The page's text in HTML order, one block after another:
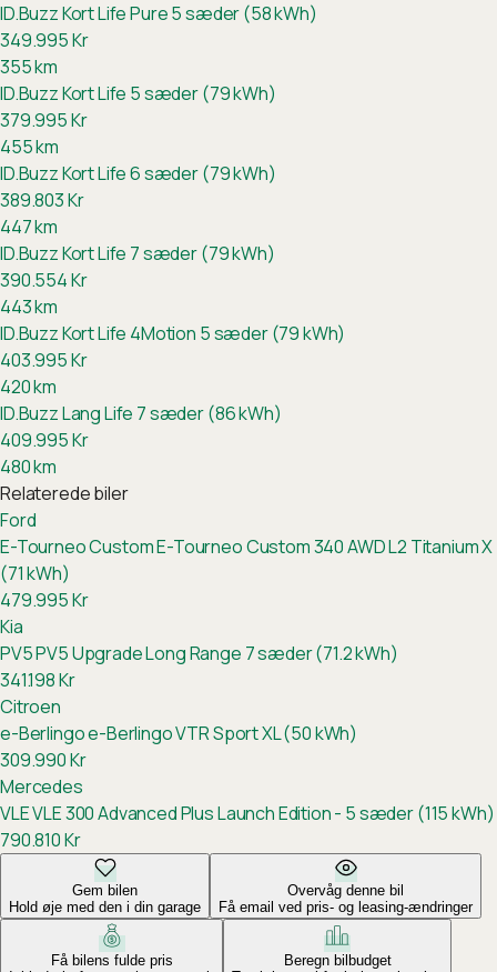
ID.Buzz Kort Life Pure 5 sæder (58 kWh)
349.995Kr
355km
ID.Buzz Kort Life 5 sæder (79 kWh)
379.995Kr
455km
ID.Buzz Kort Life 6 sæder (79 kWh)
389.803Kr
447km
ID.Buzz Kort Life 7 sæder (79 kWh)
390.554Kr
443km
ID.Buzz Kort Life 4Motion 5 sæder (79 kWh)
403.995Kr
420km
ID.Buzz Lang Life 7 sæder (86 kWh)
409.995Kr
480km
Relaterede biler
Ford
E-Tourneo CustomE-Tourneo Custom 340 AWD L2 Titanium X
(71 kWh)
479.995Kr
Kia
PV5PV5 Upgrade Long Range 7 sæder (71.2 kWh)
341.198Kr
Citroen
e-Berlingoe-Berlingo VTR Sport XL (50 kWh)
309.990Kr
Mercedes
VLEVLE 300 Advanced Plus Launch Edition - 5 sæder (115 kWh)
790.810Kr
Gem bilen
Hold øje med den i din garage
Overvåg denne bil
Få email ved pris- og leasing-ændringer
Få bilens fulde pris
Beregn bilbudget